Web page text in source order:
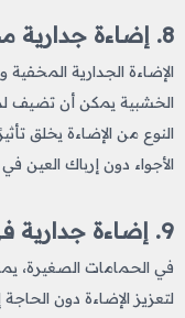
8. إضاءة جدارية
الإضاءة الجدارية المخفية
الخشبية يمكن أن تضيف
النوع من الإضاءة يخلق
الأجواء دون إرباك العين
9. إضاءة جدارية
في الحمامات الصغيرة،
لتعزيز الإضاءة دون